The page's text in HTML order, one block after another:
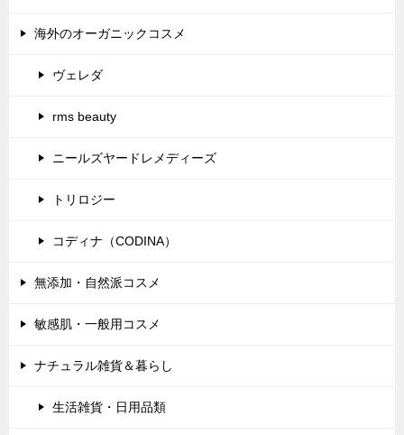
海外のオーガニックコスメ
ヴェレダ
rms beauty
ニールズヤードレメディーズ
トリロジー
コディナ（CODINA）
無添加・自然派コスメ
敏感肌・一般用コスメ
ナチュラル雑貨＆暮らし
生活雑貨・日用品類